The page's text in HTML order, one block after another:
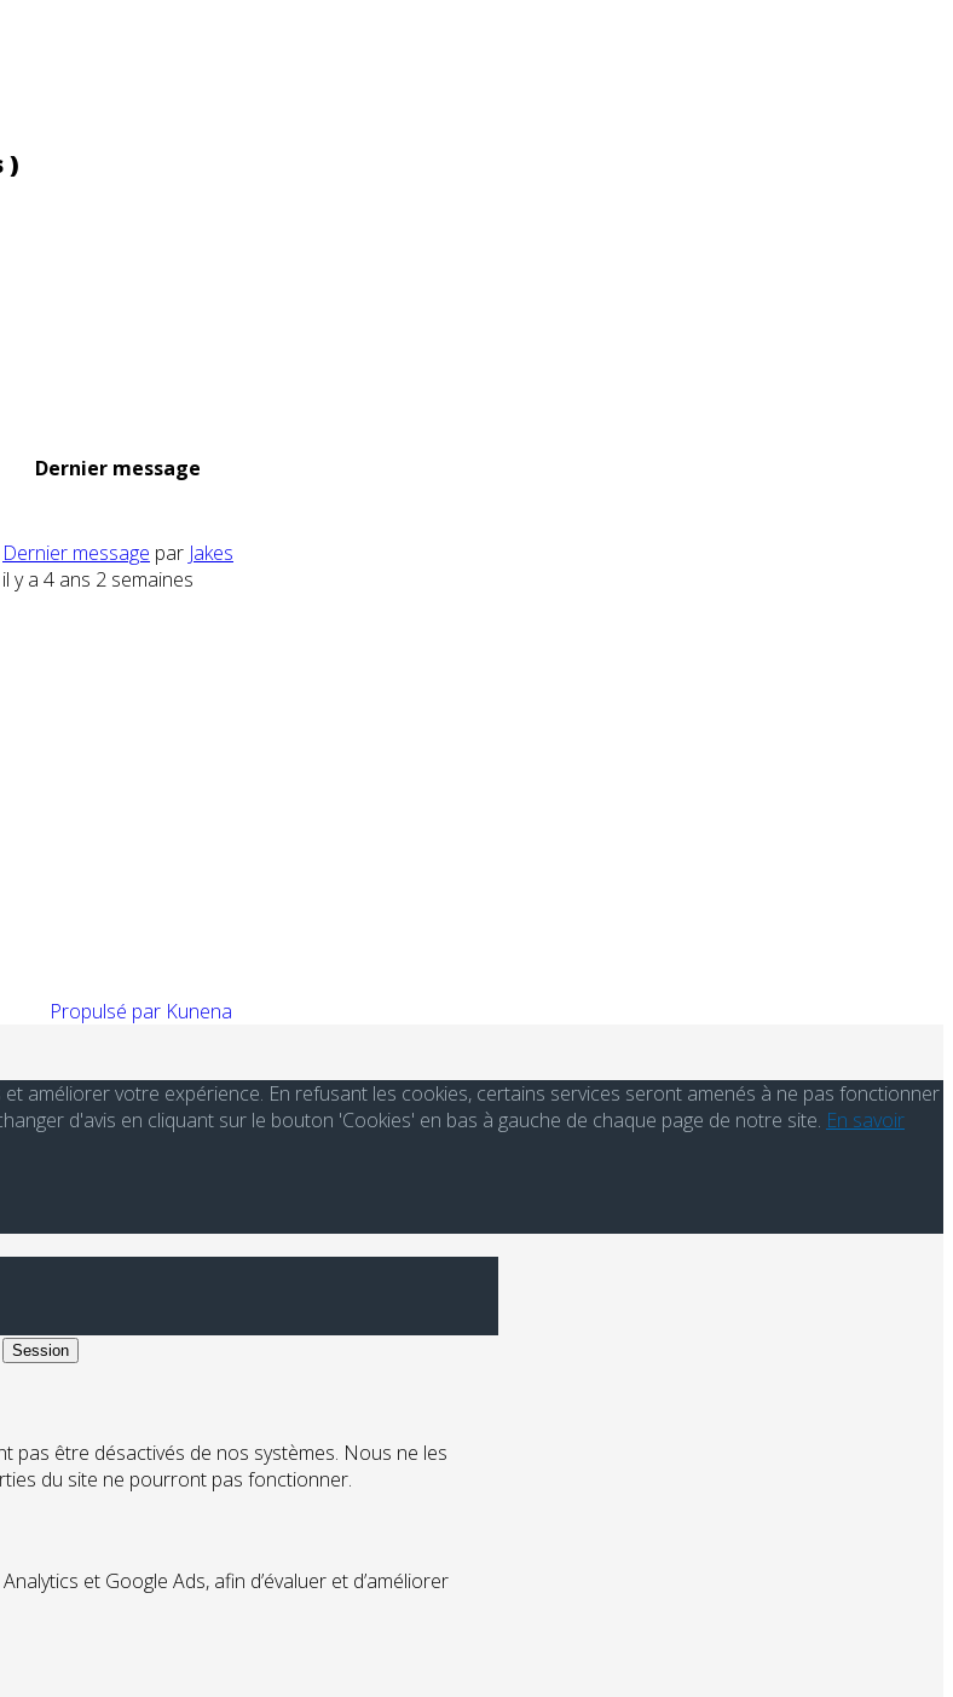
)
Dernier message
Dernier message par Jakes
il y a 4 ans 2 semaines
Propulsé par Kunena
améliorer votre expérience. En refusant les cookies, certains services seront amenés à ne pas fonctionner
d'avis en cliquant sur le bouton 'Cookies' en bas à gauche de chaque page de notre site. En savoir
Session
pas être désactivés de nos systèmes. Nous ne les
du site ne pourront pas fonctionner.
et Google Ads, afin d’évaluer et d’améliorer